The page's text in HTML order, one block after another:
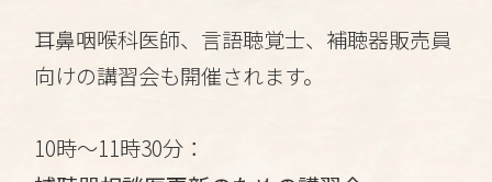
耳鼻咽喉科医師、言語聴覚士、補聴器販売員
向けの講習会も開催されます。
10時～11時30分：